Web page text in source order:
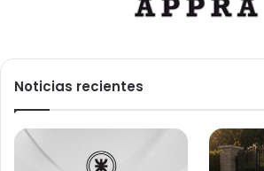
Noticias recientes